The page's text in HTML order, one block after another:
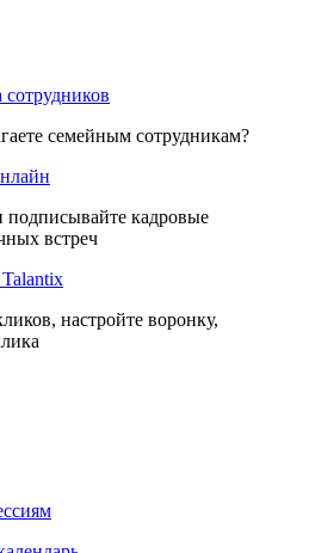
семейным сотрудникам?
подписывайте кадровые
встреч
Talantix
настройте воронку,